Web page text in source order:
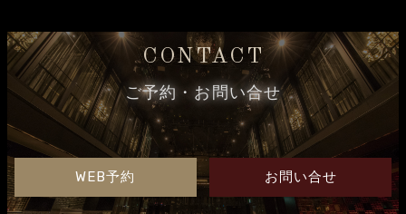
CONTACT
ご予約・お問い合せ
WEB予約 お問い合せ